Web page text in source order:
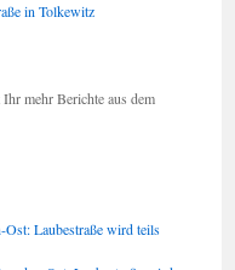
in Tolkewitz
mehr Berichte aus dem
Laubestraße wird teils